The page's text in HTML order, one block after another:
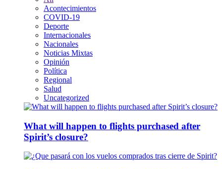
Acontecimientos
COVID-19
Deporte
Internacionales
Nacionales
Noticias Mixtas
Opinión
Política
Regional
Salud
Uncategorized
What will happen to flights purchased after
Spirit’s closure?